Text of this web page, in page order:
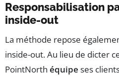
Responsabilisation
inside-out
La méthode repose
inside-out. Au lieu de dicter
PointNorth équipe ses